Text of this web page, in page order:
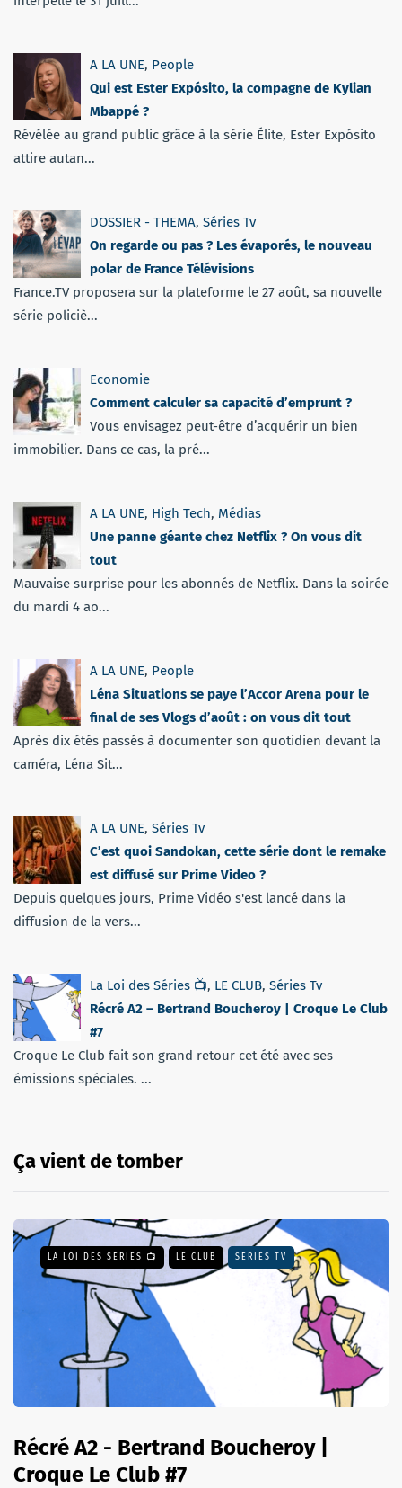
A LA UNE, People
Qui est Ester Expósito, la compagne de Kylian
Mbappé ?
Révélée au grand public grâce à la série Élite, Ester Expósito
attire autan...
DOSSIER - THEMA, Séries Tv
On regarde ou pas ? Les évaporés, le nouveau
polar de France Télévisions
France.TV proposera sur la plateforme le 27 août, sa nouvelle
série policiè...
Economie
Comment calculer sa capacité d’emprunt ?
Vous envisagez peut-être d’acquérir un bien
immobilier. Dans ce cas, la pré...
A LA UNE, High Tech, Médias
Une panne géante chez Netflix ? On vous dit
tout
Mauvaise surprise pour les abonnés de Netflix. Dans la soirée
du mardi 4 ao...
A LA UNE, People
Léna Situations se paye l’Accor Arena pour le
final de ses Vlogs d’août : on vous dit tout
Après dix étés passés à documenter son quotidien devant la
caméra, Léna Sit...
A LA UNE, Séries Tv
C’est quoi Sandokan, cette série dont le remake
est diffusé sur Prime Video ?
Depuis quelques jours, Prime Vidéo s'est lancé dans la
diffusion de la vers...
La Loi des Séries 📺, LE CLUB, Séries Tv
Récré A2 – Bertrand Boucheroy | Croque Le Club
#7
Croque Le Club fait son grand retour cet été avec ses
émissions spéciales. ...
Ça vient de tomber
LA LOI DES SÉRIES 📺 LE CLUB SÉRIES TV
Récré A2 - Bertrand Boucheroy |
Croque Le Club #7